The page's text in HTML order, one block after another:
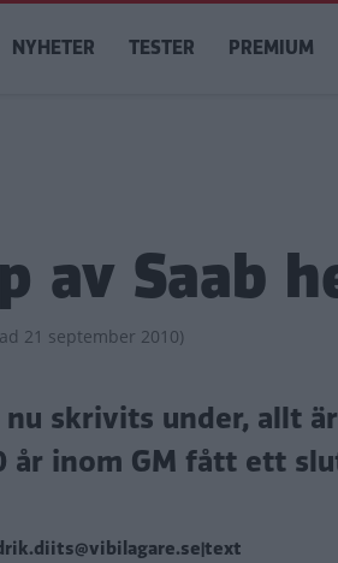
Main
navigation
NYHETER TESTER PREMIUM
av Saab
21 september 2010)
skrivits under, allt
år inom GM fått ett